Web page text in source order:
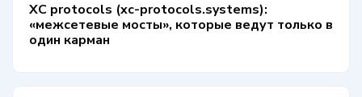
XC protocols (xc-protocols.systems):
«межсетевые мосты», которые ведут только в
один карман